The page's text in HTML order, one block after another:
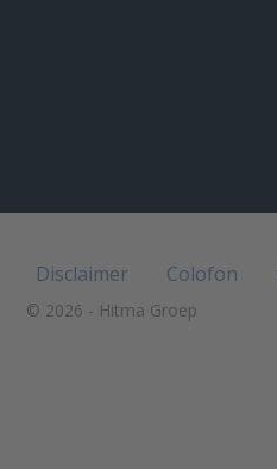
Disclaimer Colofon
© 2026 - Hitma Groep